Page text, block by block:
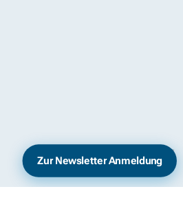
Datenschutz
Zur Newsletter Anmeldung